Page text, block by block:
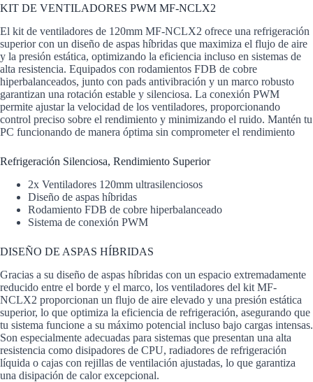
KIT DE VENTILADORES PWM MF-NCLX2
El kit de ventiladores de 120mm MF-NCLX2 ofrece una refrigeración
superior con un diseño de aspas híbridas que maximiza el flujo de aire
y la presión estática, optimizando la eficiencia incluso en sistemas de
alta resistencia. Equipados con rodamientos FDB de cobre
hiperbalanceados, junto con pads antivibración y un marco robusto
garantizan una rotación estable y silenciosa. La conexión PWM
permite ajustar la velocidad de los ventiladores, proporcionando
control preciso sobre el rendimiento y minimizando el ruido. Mantén tu
PC funcionando de manera óptima sin comprometer el rendimiento
Refrigeración Silenciosa, Rendimiento Superior
2x Ventiladores 120mm ultrasilenciosos
Diseño de aspas híbridas
Rodamiento FDB de cobre hiperbalanceado
Sistema de conexión PWM
DISEÑO DE ASPAS HÍBRIDAS
Gracias a su diseño de aspas híbridas con un espacio extremadamente
reducido entre el borde y el marco, los ventiladores del kit MF-
NCLX2 proporcionan un flujo de aire elevado y una presión estática
superior, lo que optimiza la eficiencia de refrigeración, asegurando que
tu sistema funcione a su máximo potencial incluso bajo cargas intensas.
Son especialmente adecuadas para sistemas que presentan una alta
resistencia como disipadores de CPU, radiadores de refrigeración
líquida o cajas con rejillas de ventilación ajustadas, lo que garantiza
una disipación de calor excepcional.